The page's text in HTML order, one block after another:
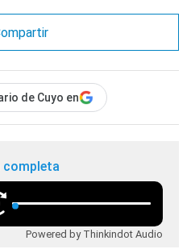
de Cuyo en
completa
Powered by Thinkindot Audio